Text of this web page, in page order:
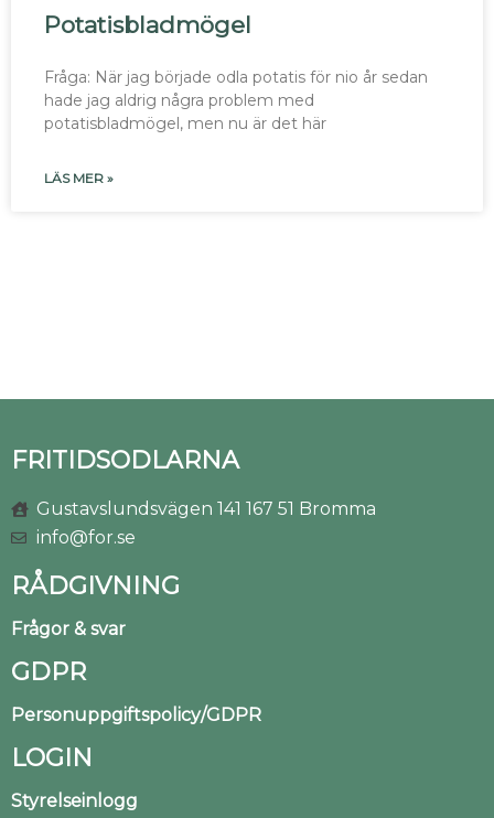
Potatisbladmögel
Fråga: När jag började odla potatis för nio år sedan
hade jag aldrig några problem med
potatisbladmögel, men nu är det här
LÄS MER »
FRITIDSODLARNA
Gustavslundsvägen 141 167 51 Bromma
info@for.se
RÅDGIVNING
Frågor & svar
GDPR
Personuppgiftspolicy/GDPR
LOGIN
Styrelseinlogg